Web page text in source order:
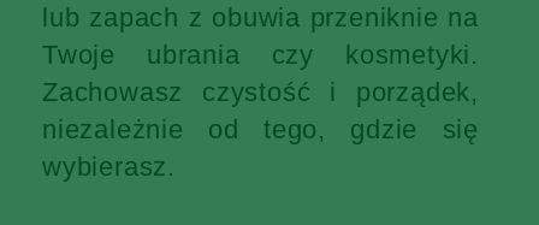
lub zapach z obuwia przeniknie na
Twoje ubrania czy kosmetyki.
Zachowasz czystość i porządek,
niezależnie od tego, gdzie się
wybierasz.